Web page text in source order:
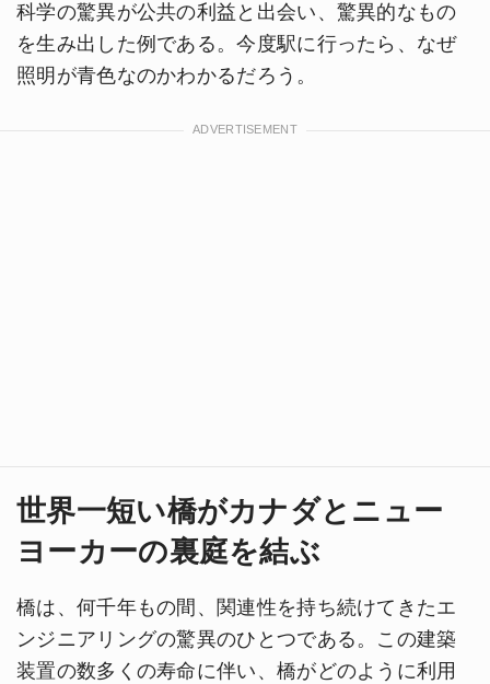
科学の驚異が公共の利益と出会い、驚異的なもの
を生み出した例である。今度駅に行ったら、なぜ
照明が青色なのかわかるだろう。
世界一短い橋がカナダとニュー
ヨーカーの裏庭を結ぶ
橋は、何千年もの間、関連性を持ち続けてきたエ
ンジニアリングの驚異のひとつである。この建築
装置の数多くの寿命に伴い、橋がどのように利用